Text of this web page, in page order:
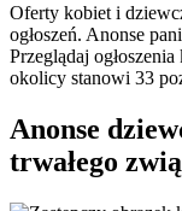
Oferty kobiet i
ogłoszeń. Anonse
Przeglądaj
okolicy stanowi 33
Anonse
trwałego